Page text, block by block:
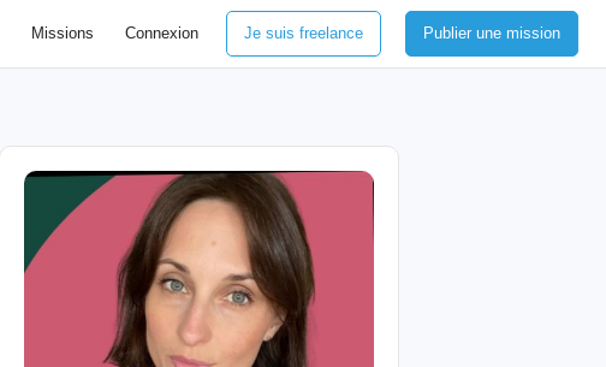
Missions Connexion Je suis freelance Publier une mission